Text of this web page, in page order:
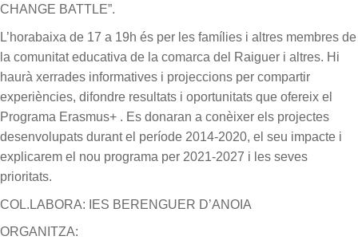
CHANGE BATTLE”.
L’horabaixa de 17 a 19h és per les famílies i altres membres de
la comunitat educativa de la comarca del Raiguer i altres. Hi
haurà xerrades informatives i projeccions per compartir
experiències, difondre resultats i oportunitats que ofereix el
Programa Erasmus+ . Es donaran a conèixer els projectes
desenvolupats durant el període 2014-2020, el seu impacte i
explicarem el nou programa per 2021-2027 i les seves
prioritats.
COL.LABORA: IES BERENGUER D’ANOIA
ORGANITZA: